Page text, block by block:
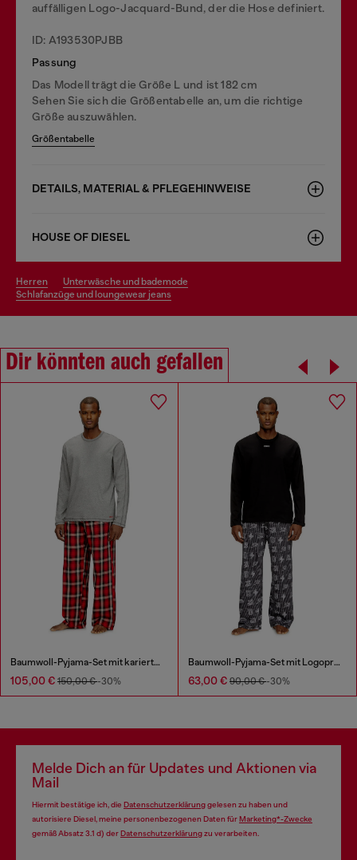
auffälligen Logo-Jacquard-Bund, der die Hose definiert.
ID: A193530PJBB
Passung
Das Modell trägt die Größe L und ist 182 cm
Sehen Sie sich die Größentabelle an, um die richtige
Größe auszuwählen.
Größentabelle
DETAILS, MATERIAL & PFLEGEHINWEISE
HOUSE OF DIESEL
herren
unterwäsche und bademode
schlafanzüge und loungewear jeans
Dir könnten auch gefallen
Baumwoll-Pyjama-Set mit karierten Hosen
105,00 € 150,00 €-30%
Baumwoll-Pyjama-Set mit Logoprints
63,00 € 90,00 €-30%
Melde Dich an für Updates und Aktionen via
Mail
Hiermit bestätige ich, die Datenschutzerklärunggelesen zu haben und
autorisiere Diesel, meine personenbezogenen Daten fürMarketing*-Zwecke
gemäß Absatz 3.1 d) derDatenschutzerklärungzu verarbeiten.